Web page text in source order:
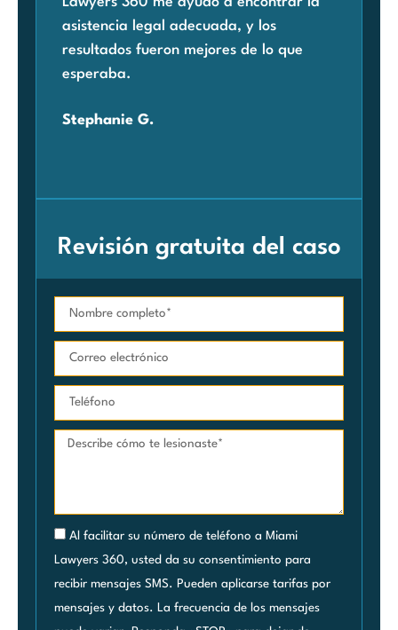
asistencia legal adecuada, y los
resultados fueron mejores de lo que
esperaba.
Stephanie G.
Revisión gratuita del caso
Al facilitar su número de teléfono a Miami
Lawyers 360, usted da su consentimiento para
recibir mensajes SMS. Pueden aplicarse tarifas por
mensajes y datos. La frecuencia de los mensajes